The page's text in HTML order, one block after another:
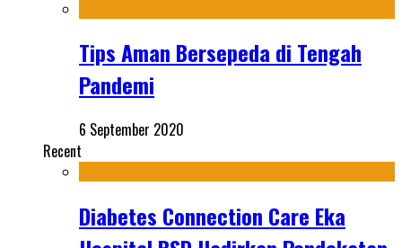
Tips Aman Bersepeda di Tengah
Pandemi
6 September 2020
Recent
Diabetes Connection Care Eka